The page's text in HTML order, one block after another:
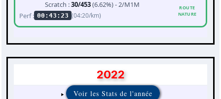
Scratch :30/453(6.62%) - 2/M1M
Perf : 00:43:23 (04:20/km)
ROUTE
NATURE
2022
Voir les Stats de l'année